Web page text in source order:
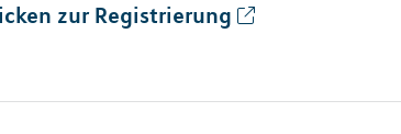
zur Registrierung